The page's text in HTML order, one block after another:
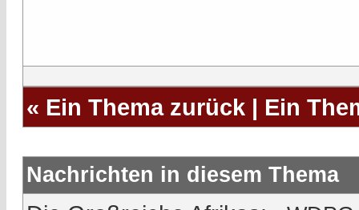
« Ein Thema zurück | Ein
Nachrichten in diesem Thema